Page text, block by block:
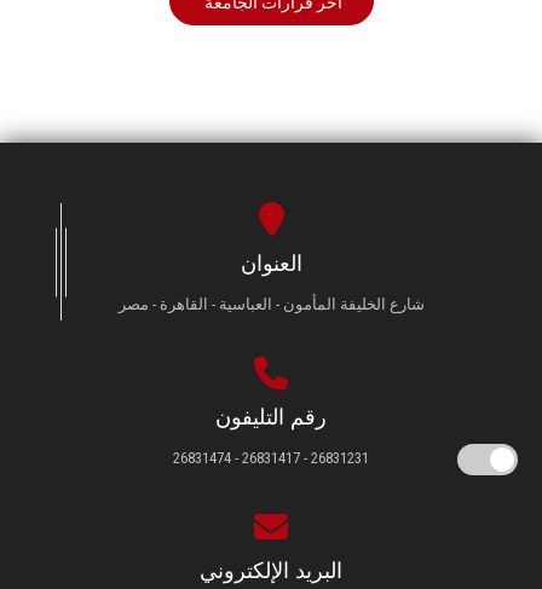
العنوان
شارع الخليفة المأمون - العباسية - القاهرة - مصر
رقم التليفون
26831231 - 26831417 - 26831474
البريد الإلكتروني